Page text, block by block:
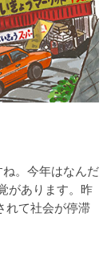
。今年はなんだ
があります。昨
れて社会が停滞